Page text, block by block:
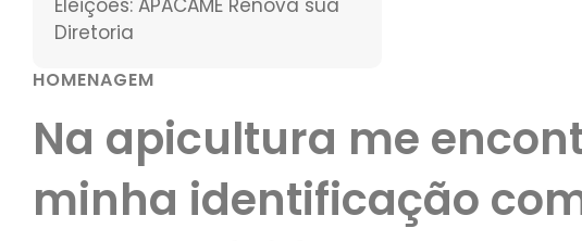
Eleições: APACAME Renova sua
Diretoria
HOMENAGEM
Na apicultura me
minha identificação